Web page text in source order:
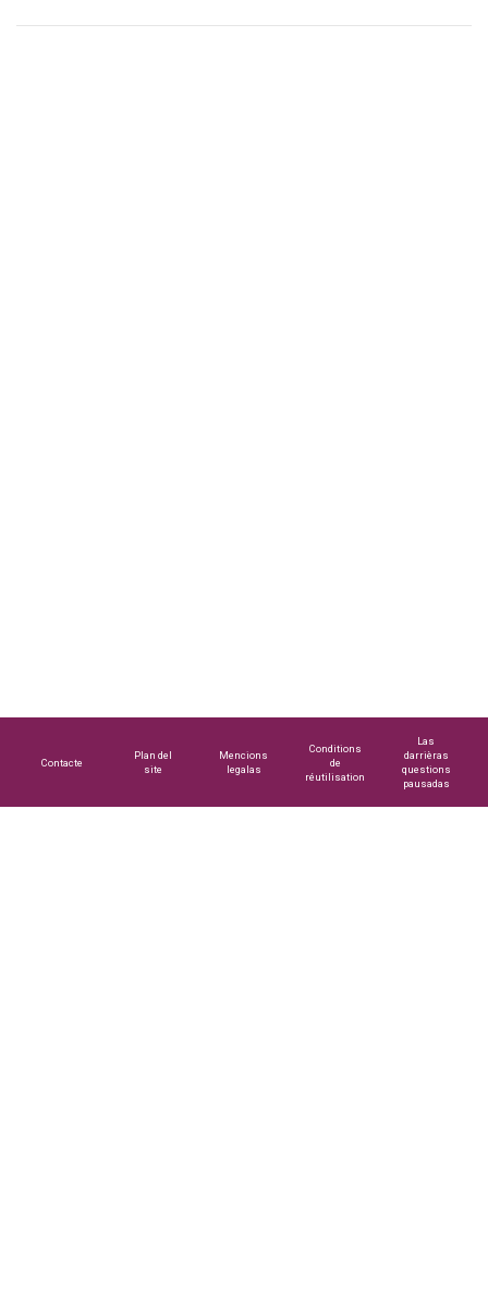
Contacte
Plan del
site
Mencions
legalas
Conditions
de
réutilisation
Las
darrièras
questions
pausadas